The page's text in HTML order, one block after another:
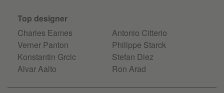
Top designer
Charles Eames
Verner Panton
Konstantin Grcic
Alvar Aalto
Antonio Citterio
Philippe Starck
Stefan Diez
Ron Arad